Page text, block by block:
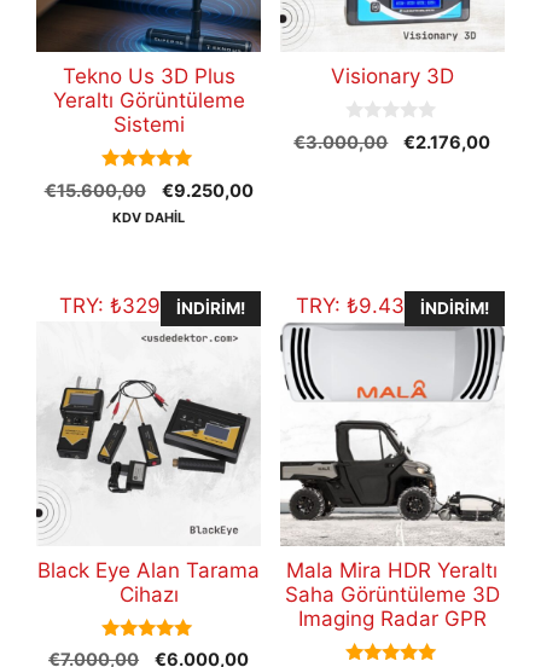
Tekno Us 3D Plus
Yeraltı Görüntüleme
Sistemi
5.00
out of 5
€15.600,00
Orijinal
fiyat:
€9.250,00Şu
KDV DAHİL
Visionary 3D
0
o
€3.000,00
Orijinal
€2.176,00Şu
TRY:₺329.934,00
İNDIRIM!
Black Eye Alan Tarama
Cihazı
5.00
€7.000,00 Orijinal
€6.000,00Şu
TRY: ₺9.435.012,62
İNDIRIM!
Mala Mira HDR Yeraltı
Saha Görüntüleme 3D
Imaging Radar GPR